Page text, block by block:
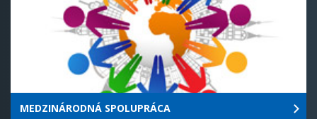
MEDZINÁRODNÁ SPOLUPRÁCA